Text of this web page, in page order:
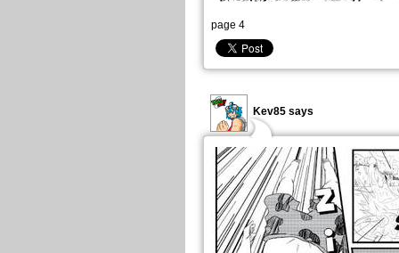
page 4
Kev85 says